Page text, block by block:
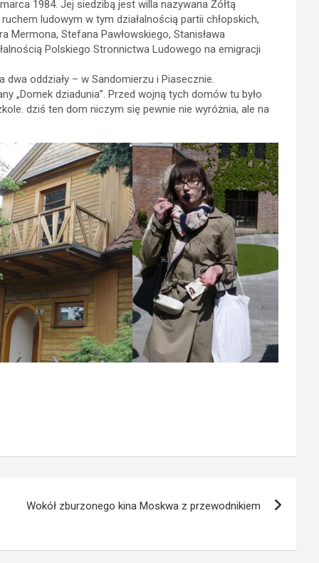
1984. Jej siedzibą jest willa nazywana Żółtą
ludowym w tym działalnością partii chłopskich,
Stefana Pawłowskiego, Stanisława
Polskiego Stronnictwa Ludowego na emigracji
oddziały – w Sandomierzu i Piasecznie.
„Domek dziadunia”. Przed wojną tych domów tu było
dziś ten dom niczym się pewnie nie wyróżnia, ale na
Wokół zburzonego kina Moskwa z przewodnikiem